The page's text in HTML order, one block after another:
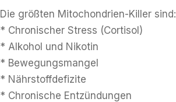
Die größten Mitochondrien-Killer sind:
* Chronischer Stress (Cortisol)
* Alkohol und Nikotin
* Bewegungsmangel
* Nährstoffdefizite
* Chronische Entzündungen